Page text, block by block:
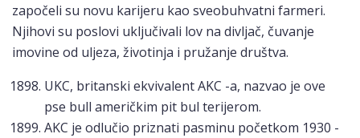
započeli su novu karijeru kao sveobuhvatni farmeri.
Njihovi su poslovi uključivali lov na divljač, čuvanje
imovine od uljeza, životinja i pružanje društva.
UKC, britanski ekvivalent AKC -a, nazvao je ove
pse bull američkim pit bul terijerom.
AKC je odlučio priznati pasminu početkom 1930 -